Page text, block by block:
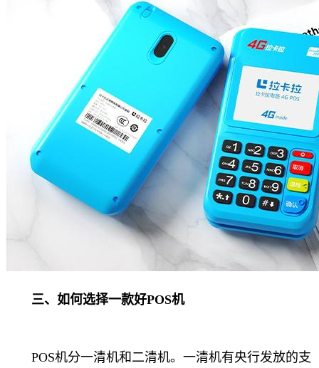
三、如何选择一款好POS机
POS机分一清机和二清机。一清机有央行发放的支